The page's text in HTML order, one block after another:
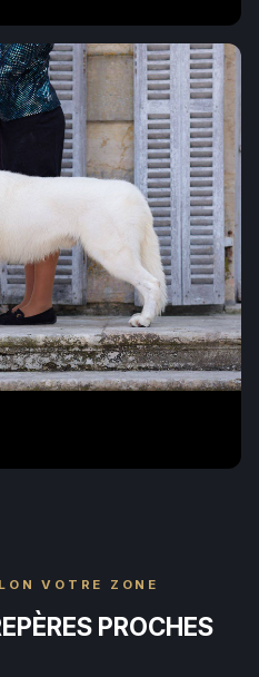
VOTRE ZONE
PROCHES